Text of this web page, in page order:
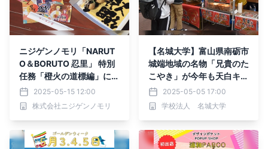
ニジゲンノモリ「NARUT
O＆BORUTO 忍里」 特別
任務「橙火の道標編」に
て、コラボフードセット販
売決定！ 7月27日（日）ま
で
2025-05-15 12:00
株式会社ニジゲンノモリ
【名城大学】富山県南砺市
城端地域の名物「兄貴のた
こやき」が今年も天白キャ
ンパスに登場
2025-05-05 17:00
学校法人 名城大学